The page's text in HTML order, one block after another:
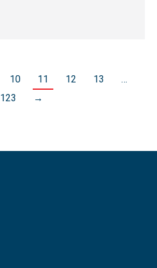
10 11 12 13
…
123
→